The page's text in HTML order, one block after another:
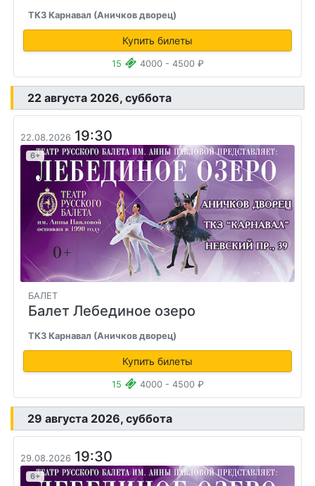
ТКЗ Карнавал (Аничков дворец)
Купить билеты
15 4000 - 4500 ₽
22 августа 2026, суббота
22.08.2026 19:30
6+
БАЛЕТ
Балет Лебединое озеро
ТКЗ Карнавал (Аничков дворец)
Купить билеты
15 4000 - 4500 ₽
29 августа 2026, суббота
29.08.2026 19:30
6+